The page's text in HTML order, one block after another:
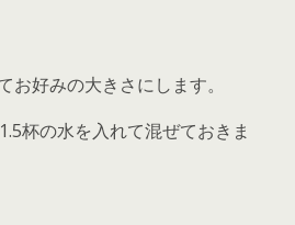
お好みの大きさにします。
杯の水を入れて混ぜておきま